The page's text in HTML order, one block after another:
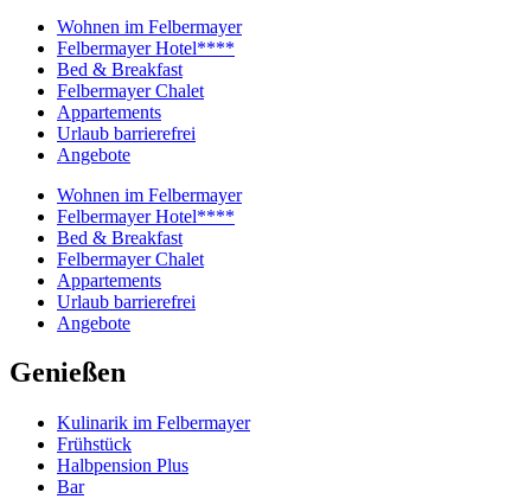
Wohnen im Felbermayer
Felbermayer Hotel****
Bed & Breakfast
Felbermayer Chalet
Appartements
Urlaub barrierefrei
Angebote
Wohnen im Felbermayer
Felbermayer Hotel****
Bed & Breakfast
Felbermayer Chalet
Appartements
Urlaub barrierefrei
Angebote
Genießen
Kulinarik im Felbermayer
Frühstück
Halbpension Plus
Bar